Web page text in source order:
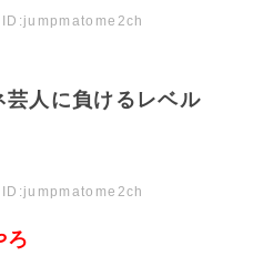
ID:jumpmatome2ch
人に負けるレベル
ID:jumpmatome2ch
ろ